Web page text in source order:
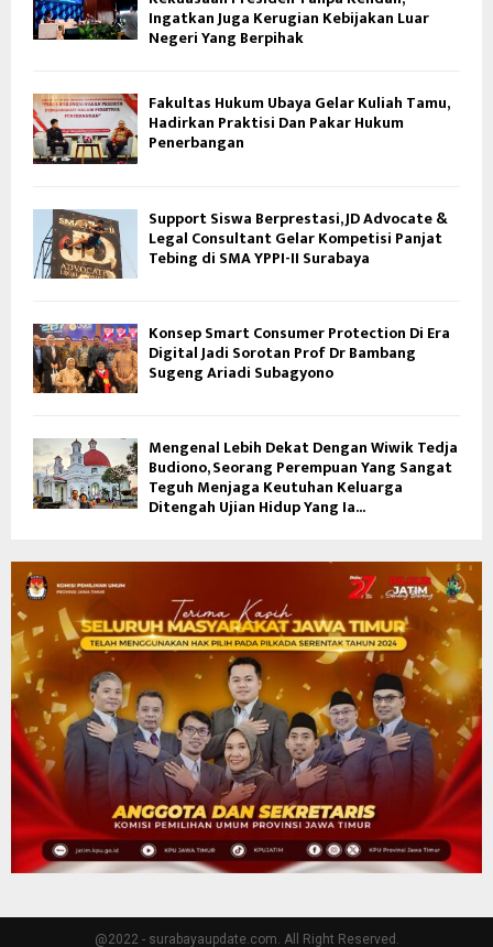
Ingatkan Juga Kerugian Kebijakan Luar
Negeri Yang Berpihak
Fakultas Hukum Ubaya Gelar Kuliah Tamu,
Hadirkan Praktisi Dan Pakar Hukum
Penerbangan
Support Siswa Berprestasi, JD Advocate &
Legal Consultant Gelar Kompetisi Panjat
Tebing di SMA YPPI-II Surabaya
Konsep Smart Consumer Protection Di Era
Digital Jadi Sorotan Prof Dr Bambang
Sugeng Ariadi Subagyono
Mengenal Lebih Dekat Dengan Wiwik Tedja
Budiono, Seorang Perempuan Yang Sangat
Teguh Menjaga Keutuhan Keluarga
Ditengah Ujian Hidup Yang Ia...
@2022 - surabayaupdate.com. All Right Reserved.